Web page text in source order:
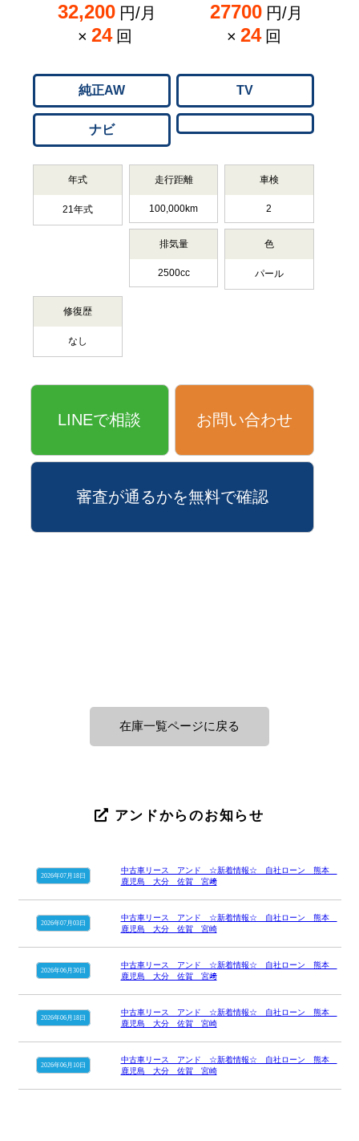
32,200 円/月
× 24 回
27700 円/月
× 24 回
純正AW TV
ナビ
年式
21年式
走行距離
100,000km
車検
2
排気量
2500cc
色
パール
修復歴
なし
LINEで相談 お問い合わせ
審査が通るかを無料で確認
在庫一覧ページに戻る
アンドからのお知らせ
2026年07月18日
中古車リース アンド ☆新着情報☆ 自社ローン 熊本
鹿児島 大分 佐賀 宮﨑
2026年07月03日
中古車リース アンド ☆新着情報☆ 自社ローン 熊本
鹿児島 大分 佐賀 宮崎
2026年06月30日
中古車リース アンド ☆新着情報☆ 自社ローン 熊本
鹿児島 大分 佐賀 宮﨑
2026年06月18日
中古車リース アンド ☆新着情報☆ 自社ローン 熊本
鹿児島 大分 佐賀 宮崎
2026年06月10日
中古車リース アンド ☆新着情報☆ 自社ローン 熊本
鹿児島 大分 佐賀 宮崎